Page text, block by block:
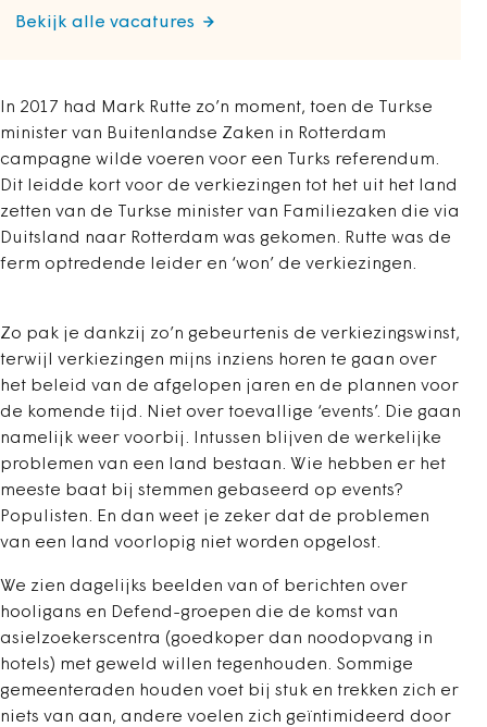
Bekijk alle vacatures
In 2017 had Mark Rutte zo’n moment, toen de Turkse
minister van Buitenlandse Zaken in Rotterdam
campagne wilde voeren voor een Turks referendum.
Dit leidde kort voor de verkiezingen tot het uit het land
zetten van de Turkse minister van Familiezaken die via
Duitsland naar Rotterdam was gekomen. Rutte was de
ferm optredende leider en ‘won’ de verkiezingen.
Zo pak je dankzij zo’n gebeurtenis de verkiezingswinst,
terwijl verkiezingen mijns inziens horen te gaan over
het beleid van de afgelopen jaren en de plannen voor
de komende tijd. Niet over toevallige ‘events’. Die gaan
namelijk weer voorbij. Intussen blijven de werkelijke
problemen van een land bestaan. Wie hebben er het
meeste baat bij stemmen gebaseerd op events?
Populisten. En dan weet je zeker dat de problemen
van een land voorlopig niet worden opgelost.
We zien dagelijks beelden van of berichten over
hooligans en Defend-groepen die de komst van
asielzoekerscentra (goedkoper dan noodopvang in
hotels) met geweld willen tegenhouden. Sommige
gemeenteraden houden voet bij stuk en trekken zich er
niets van aan, andere voelen zich geïntimideerd door